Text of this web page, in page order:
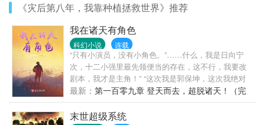
《灾后第八年，我靠种植拯救世界》推荐
我在诸天有角色
科幻小说 连载
“只有小演员，没有小角色。”……什么，我是日向宁
次，十二小强里最先领便当的存在，这不行，我要改
剧本，我才是主角！” “这次我是郭保坤，这次我绝对
不再去抢主角范闲的风头！”郭保坤搂着范若若和司理
理，淡定的看着范闲不断地在拼命奋斗，悠闲的将范
若若送上的葡萄吞下。
最新： 第一百零九章 登天而去，超脱诸天！（完
结）
末世超级系统